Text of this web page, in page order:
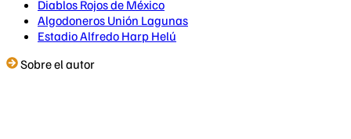
Diablos Rojos de México
Algodoneros Unión Lagunas
Estadio Alfredo Harp Helú
Sobre el autor